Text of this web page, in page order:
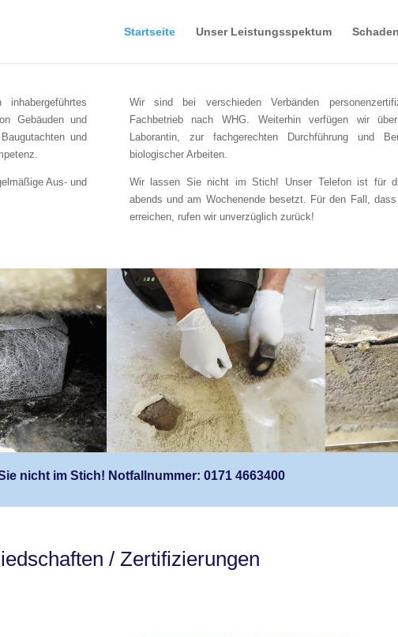
Startseite Unser Leistungsspektum
Gebäuden und
und
Aus- und
Wir sind bei verschieden Verbänden
Fachbetrieb nach WHG. Weiterhin verfügen wir
Laborantin, zur fachgerechten Durchführung und
biologischer Arbeiten.
Wir lassen Sie nicht im Stich! Unser Telefon ist für
abends und am Wochenende besetzt. Für den Fall,
erreichen, rufen wir unverzüglich zurück!
nicht im Stich! Notfallnummer: 0171 4663400
/ Zertifizierungen